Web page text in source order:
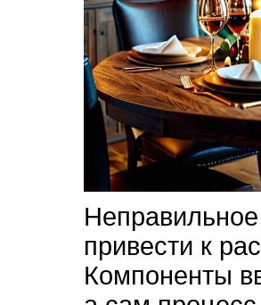
привести к
Компоненты